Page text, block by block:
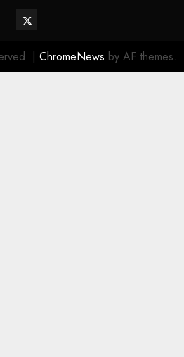
Twitter
| ChromeNews by AF themes.